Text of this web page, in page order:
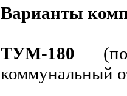
Варианты
ТУМ-180
коммунальный